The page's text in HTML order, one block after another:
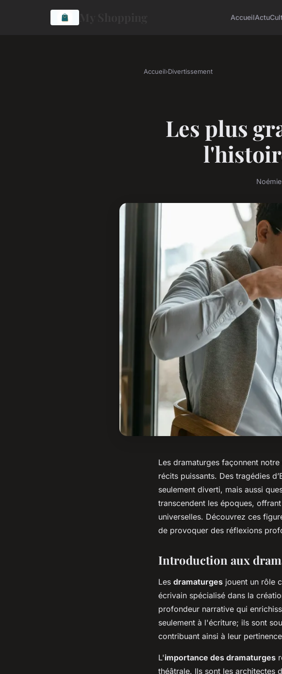
AccueilActu
Accueil›Divertissement
Les plus
Noémie
Les dramaturges façonnent
récits puissants. Des tragédies
seulement diverti, mais aussi
transcendent les époques,
universelles. Découvrez ces
de provoquer des réflexions
Introduction aux
Les dramaturges jouent un rôle
écrivain spécialisé dans la
profondeur narrative qui
seulement à l'écriture; ils sont
contribuant ainsi à leur
L'importance des dramaturges
théâtrale. Ils sont les architectes